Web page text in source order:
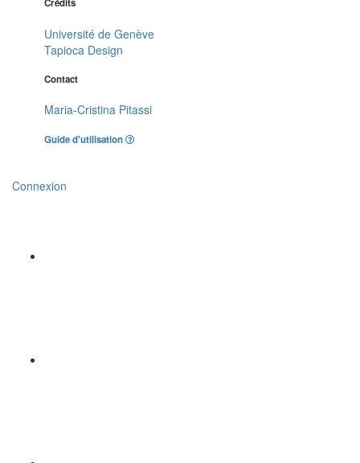
Crédits
Université de Genève
Tapioca Design
Contact
Maria-Cristina Pitassi
Guide d'utilisation
Connexion